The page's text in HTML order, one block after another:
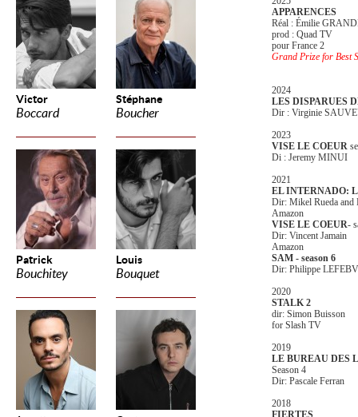
Victor
Boccard
Stéphane
Boucher
Patrick
Bouchitey
Louis
Bouquet
APPARENCES
Réal : Émilie
prod : Quad TV
pour France 2
Grand Prize for Best
2024
LES DISPARUES
Dir : Virginie
2023
VISE LE COEUR
Di : Jeremy MINUI
2021
EL INTERNADO:
Dir: Mikel Rueda and
Amazon
VISE LE COEUR-
Dir: Vincent Jamain
Amazon
SAM - season 6
Dir: Philippe
2020
STALK 2
dir: Simon Buisson
for Slash TV
2019
LE BUREAU DES
Season 4
Dir: Pascale Ferran
2018
FIERTES